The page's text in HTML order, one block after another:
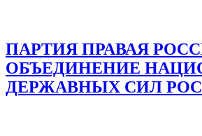
ПАРТИЯ ПРАВАЯ
ОБЪЕДИНЕНИЕ
ДЕРЖАВНЫХ СИЛ